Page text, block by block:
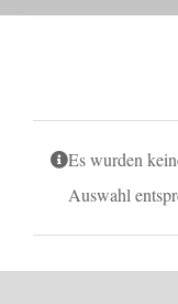
Navigation
Es wurden
Auswahl